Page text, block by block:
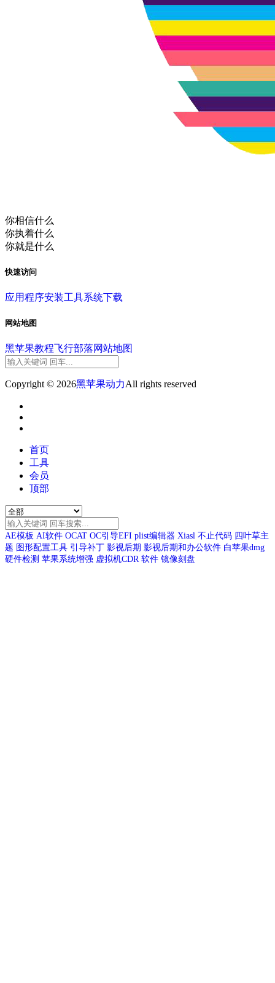
你相信什么
你执着什么
你就是什么
快速访问
应用程序安装工具系统下载
网站地图
黑苹果教程飞行部落网站地图
Copyright © 2026黑苹果动力All rights reserved
首页
工具
会员
顶部
AE模板 AI软件 OCAT OC引导EFI plist编辑器 Xiasl 不止代码 四叶草主
题 图形配置工具 引导补丁 影视后期 影视后期和办公软件 白苹果dmg
硬件检测 苹果系统增强 虚拟机CDR 软件 镜像刻盘